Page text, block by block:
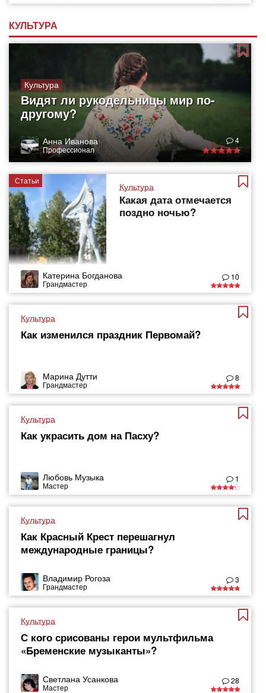
КУЛЬТУРА
Культура
Видят ли рукодельницы мир по-
другому?
Анна Иванова
Профессионал
4
Статьи
Культура
Какая дата отмечается
поздно ночью?
Катерина Богданова
Грандмастер
10
Культура
Как изменился праздник Первомай?
Марина Дутти
Грандмастер
8
Культура
Как украсить дом на Пасху?
Любовь Музыка
Мастер
1
Культура
Как Красный Крест перешагнул
международные границы?
Владимир Рогоза
Грандмастер
3
Культура
С кого срисованы герои мультфильма
«Бременские музыканты»?
Светлана Усанкова
Мастер
28